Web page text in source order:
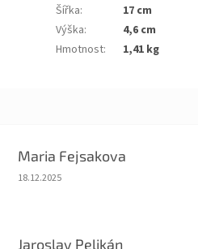
Šířka:
17 cm
Výška:
4,6 cm
Hmotnost: 1,41 kg
Maria Fejsakova
Hodnocení obchodu je 5 z 5 hvězdiček.
18.12.2025
Jaroslav Pelikán